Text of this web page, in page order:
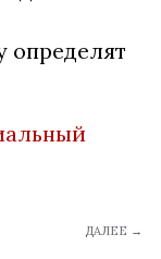
определят
ДАЛЕЕ →